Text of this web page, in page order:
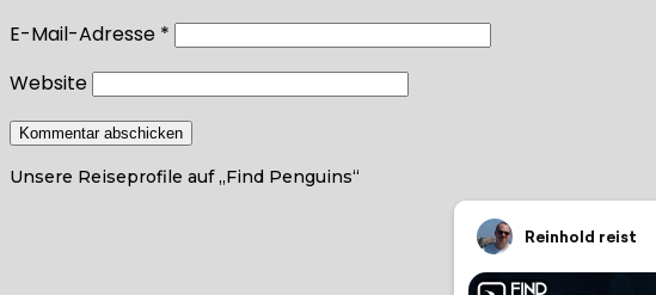
E-Mail-Adresse *
Website
Unsere Reiseprofile auf „Find Penguins“